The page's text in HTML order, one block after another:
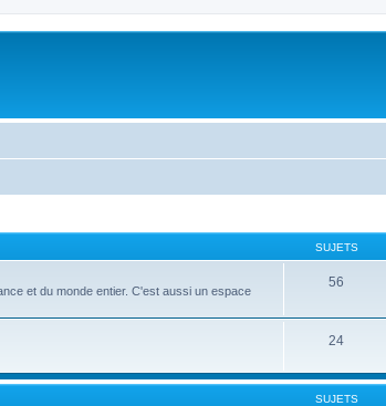
SUJETS
et du monde entier. C'est aussi un espace
56
24
SUJETS